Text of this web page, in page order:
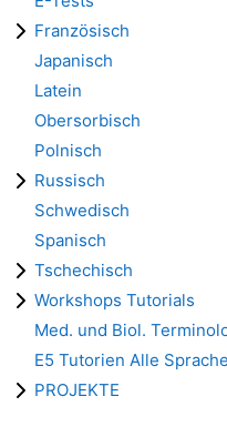
Französisch
Japanisch
Latein
Obersorbisch
Polnisch
Russisch
Schwedisch
Spanisch
Tschechisch
Workshops Tutorials
Med. und Biol.
E5 Tutorien Alle
PROJEKTE